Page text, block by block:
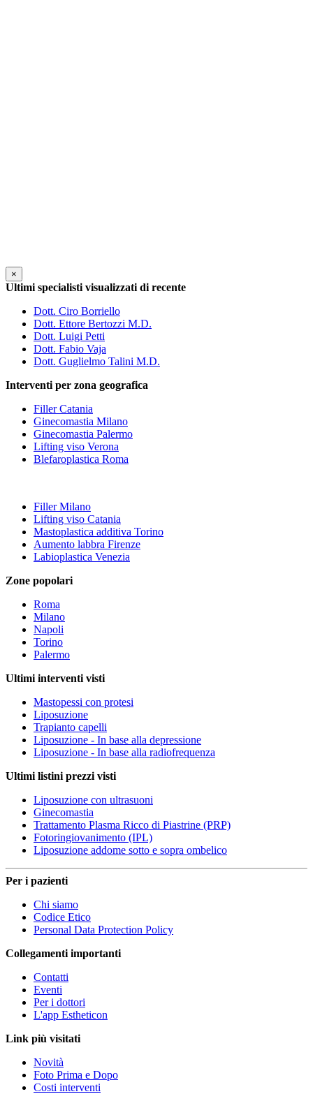
×
Ultimi specialisti visualizzati di recente
Dott. Ciro Borriello
Dott. Ettore Bertozzi M.D.
Dott. Luigi Petti
Dott. Fabio Vaja
Dott. Guglielmo Talini M.D.
Interventi per zona geografica
Filler Catania
Ginecomastia Milano
Ginecomastia Palermo
Lifting viso Verona
Blefaroplastica Roma
Filler Milano
Lifting viso Catania
Mastoplastica additiva Torino
Aumento labbra Firenze
Labioplastica Venezia
Zone popolari
Roma
Milano
Napoli
Torino
Palermo
Ultimi interventi visti
Mastopessi con protesi
Liposuzione
Trapianto capelli
Liposuzione - In base alla depressione
Liposuzione - In base alla radiofrequenza
Ultimi listini prezzi visti
Liposuzione con ultrasuoni
Ginecomastia
Trattamento Plasma Ricco di Piastrine (PRP)
Fotoringiovanimento (IPL)
Liposuzione addome sotto e sopra ombelico
Per i pazienti
Chi siamo
Codice Etico
Personal Data Protection Policy
Collegamenti importanti
Contatti
Eventi
Per i dottori
L'app Estheticon
Link più visitati
Novità
Foto Prima e Dopo
Costi interventi